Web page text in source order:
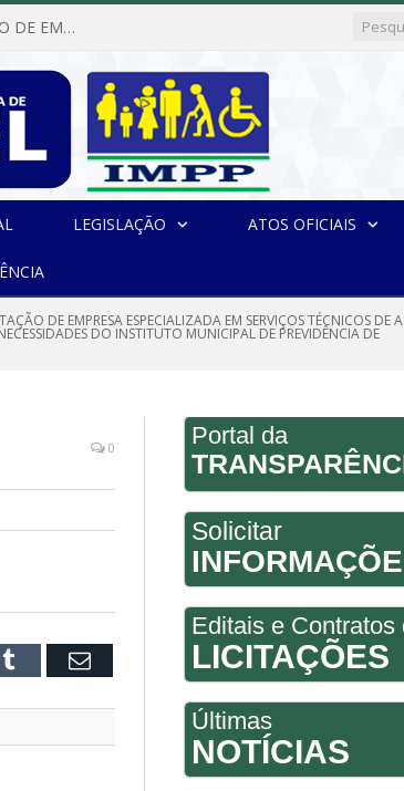
Dispensa de Licitação Nº 7/2026-300404-I (CONTRATAÇÃO DE EMPRESA PARA MANUTENÇÃO E REPARAÇÃO DE APARELHOS DE AR CONDICIONADO, EM ATENDIMENTO ÀS NECESSIDADES DO INSTITUTO DE PREVIDÊNCIA MUNICIPAL DE PORTEL/PA)
LEGISLAÇÃO ATOS OFICIAIS
DE EMPRESA ESPECIALIZADA EM SERVIÇOS TÉCNICOS DE
DO INSTITUTO MUNICIPAL DE PREVIDÊNCIA DE
0
Tumblr Email
Portal da
Solicitar
Editais e Contratos
LICITAÇÕES
Últimas
NOTÍCIAS